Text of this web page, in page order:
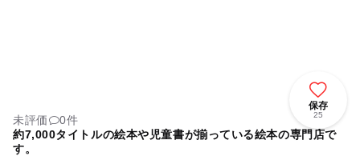
保存
25
未評価
0件
約7,000タイトルの絵本や児童書が揃っている絵本の専門店で
す。